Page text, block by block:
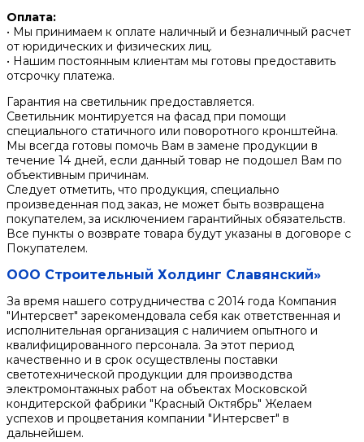
Оплата:
• Мы принимаем к оплате наличный и безналичный расчет
от юридических и физических лиц.
• Нашим постоянным клиентам мы готовы предоставить
отсрочку платежа.
Гарантия на светильник предоставляется.
Светильник монтируется на фасад при помощи
специального статичного или поворотного кронштейна.
Мы всегда готовы помочь Вам в замене продукции в
течение 14 дней, если данный товар не подошел Вам по
объективным причинам.
Следует отметить, что продукция, специально
произведенная под заказ, не может быть возвращена
покупателем, за исключением гарантийных обязательств.
Все пункты о возврате товара будут указаны в договоре с
Покупателем.
ООО Строительный Холдинг Славянский»
За время нашего сотрудничества с 2014 года Компания
"Интерсвет" зарекомендовала себя как ответственная и
исполнительная организация с наличием опытного и
квалифицированного персонала. За этот период
качественно и в срок осуществлены поставки
светотехнической продукции для производства
электромонтажных работ на объектах Московской
кондитерской фабрики "Красный Октябрь" Желаем
успехов и процветания компании "Интерсвет" в
дальнейшем.